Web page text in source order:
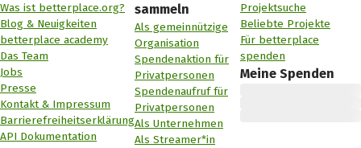
Was ist betterplace.org?
Blog & Neuigkeiten
betterplace academy
Das Team
Jobs
Presse
Kontakt & Impressum
Barrierefreiheitserklärung
API Dokumentation
sammeln
Als gemeinnützige
Organisation
Spendenaktion für
Privatpersonen
Spendenaufruf für
Privatpersonen
Als Unternehmen
Als Streamer*in
Projektsuche
Beliebte Projekte
Für betterplace
spenden
Meine Spenden